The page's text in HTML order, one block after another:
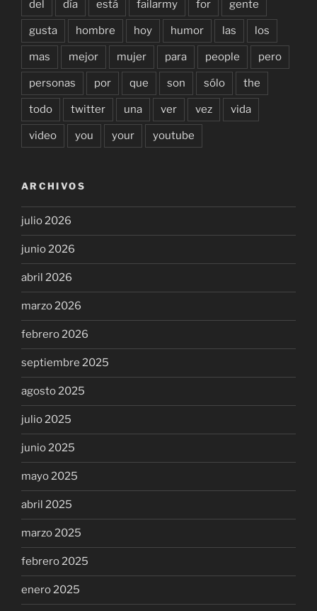
del día está failarmy for gente
gusta hombre hoy humor las los
mas mejor mujer para people pero
personas por que son sólo the
todo twitter una ver vez vida
video you your youtube
ARCHIVOS
julio 2026
junio 2026
abril 2026
marzo 2026
febrero 2026
septiembre 2025
agosto 2025
julio 2025
junio 2025
mayo 2025
abril 2025
marzo 2025
febrero 2025
enero 2025